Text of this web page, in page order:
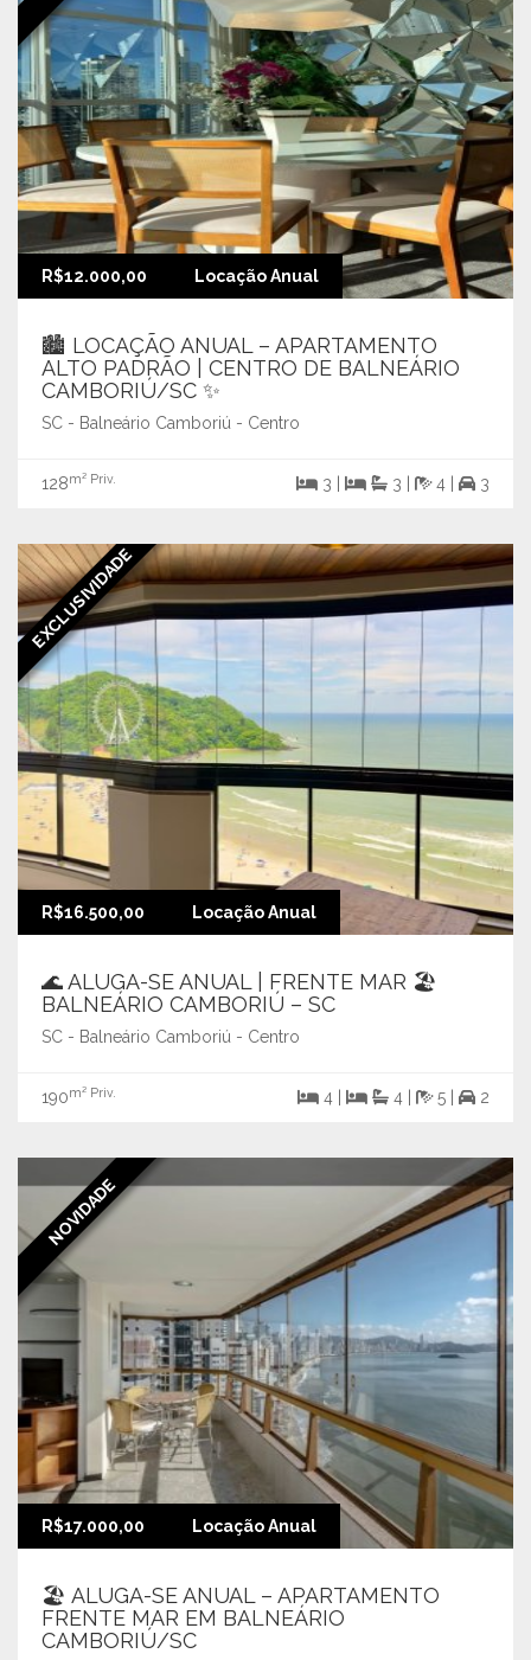
R$12.000,00 Locação Anual
🏙️ LOCAÇÃO ANUAL – APARTAMENTO
ALTO PADRÃO | CENTRO DE BALNEÁRIO
CAMBORIÚ/SC ✨
SC - Balneário Camboriú - Centro
128m² Priv. 3 | 3 | 4 | 3
EXCLUSIVIDADE
R$16.500,00 Locação Anual
🌊 ALUGA-SE ANUAL | FRENTE MAR 🏖️
BALNEÁRIO CAMBORIÚ – SC
SC - Balneário Camboriú - Centro
190m² Priv. 4 | 4 | 5 | 2
NOVIDADE
R$17.000,00 Locação Anual
🏖️ ALUGA-SE ANUAL – APARTAMENTO
FRENTE MAR EM BALNEÁRIO
CAMBORIÚ/SC